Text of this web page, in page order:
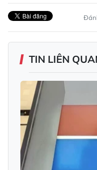
TIN LIÊN